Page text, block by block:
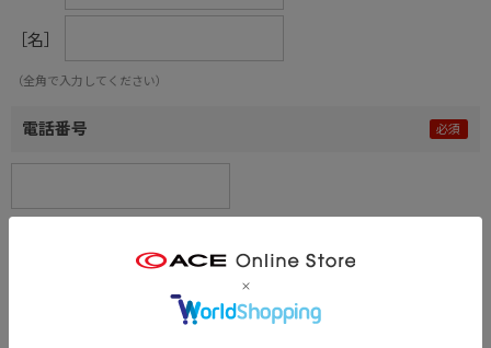
［名］
（全角で入力してください）
電話番号